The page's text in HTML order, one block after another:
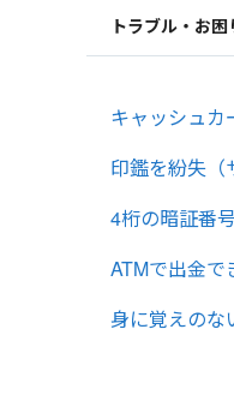
トラブル・お
キャッシュカ
印鑑を紛失（
4桁の暗証番
ATMで出金で
身に覚えのな